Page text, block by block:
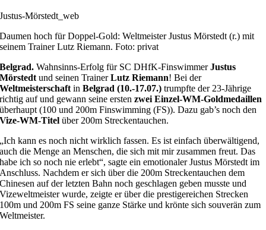
Justus-Mörstedt_web
Daumen hoch für Doppel-Gold: Weltmeister Justus Mörstedt (r.) mit
seinem Trainer Lutz Riemann. Foto: privat
Belgrad. Wahnsinns-Erfolg für SC DHfK-FinswimmerJustus
Mörstedt und seinen TrainerLutz Riemann! Bei der
Weltmeisterschaft inBelgrad (10.-17.07.) trumpfte der 23-Jährige
richtig auf und gewann seine erstenzwei Einzel-WM-Goldmedaillen
überhaupt (100 und 200m Finswimming (FS)). Dazu gab’s noch den
Vize-WM-Titel über 200m Streckentauchen.
„Ich kann es noch nicht wirklich fassen. Es ist einfach überwältigend,
auch die Menge an Menschen, die sich mit mir zusammen freut. Das
habe ich so noch nie erlebt“, sagte ein emotionaler Justus Mörstedt im
Anschluss. Nachdem er sich über die 200m Streckentauchen dem
Chinesen auf der letzten Bahn noch geschlagen geben musste und
Vizeweltmeister wurde, zeigte er über die prestigereichen Strecken
100m und 200m FS seine ganze Stärke und krönte sich souverän zum
Weltmeister.